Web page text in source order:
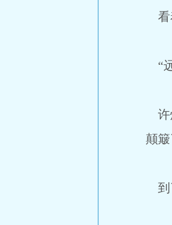
看
“
许
颠簸
到